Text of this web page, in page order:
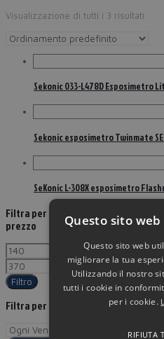
Visualizzazione di tutti i 3 risultati
Sekonic 033-L478D Esposimetro
Sekonic esposimetro Twinmate
SeKonic L-308X esposimetro
Filtra per
prezzo
Filtro
Filtra per
Questo sito
Questo sito web
migliorare la tua
Utilizzando il nostro
tutti i cookie in
per i cookie.
RIFIUTA